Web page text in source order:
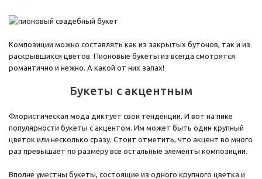
Композиции можно составлять как из закрытых бутонов, так и из
раскрывшихся цветов. Пионовые букеты из всегда смотрятся
романтично и нежно. А какой от них запах!
Букеты с акцентным
Флористическая мода диктует свои тенденции. И вот на пике
популярности букеты с акцентом. Им может быть один крупный
цветок или несколько сразу. Стоит отметить, что акцент во много
раз превышает по размеру все остальные элементы композиции.
Вполне уместны букеты, состоящие из одного крупного цветка и